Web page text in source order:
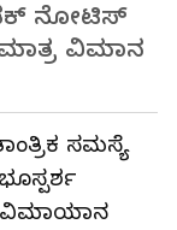
ನೋಟಿಸ್
ಮಾತ್ರ ವಿಮಾನ
ಸಮಸ್ಯೆ
ವಿಮಾಯಾನ